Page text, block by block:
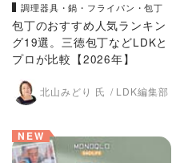
調理器具・鍋・フライパン・包丁
包丁のおすすめ人気ランキン
グ19選。三徳包丁などLDKと
プロが比較【2026年】
北山みどり 氏 LDK編集部
NEW